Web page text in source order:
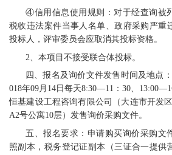
④信用信息使用规则：对于经查询被
税收违法案件当事人名单、政府采购严重
投标人，评审委员会应取消其投标资格。
2、本项目不接受联合体投标。
四、报名及询价文件发售时间及地点
018年09月14日每天8:30—11：30、
恒基建设工程咨询有限公司（大连市开发
A2号公寓10层）发售询价采购文件。
五、报名要求：申请购买询价采购文
照副本，税务登记证副本（三证合一提供